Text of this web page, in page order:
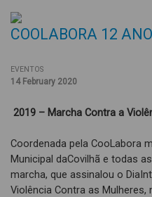
COOLABORA 12
EVENTOS
14 February 2020
2019 – Marcha Contra a
Coordenada pela CooLabora
Municipal daCovilhã e todas
marcha, que assinalou o
Violência Contra as